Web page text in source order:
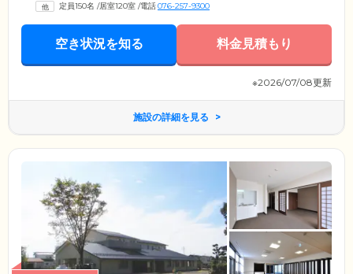
定員150名 /居室120室 /電話076-257-9300
空き状況を知る 料金見積もり
※2026/07/08更新
施設の詳細を見る